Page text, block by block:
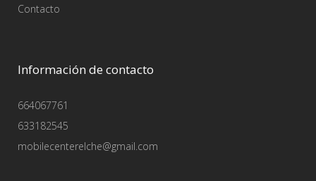
Contacto
Información de contacto
664067761
633182545
mobilecenterelche@gmail.com